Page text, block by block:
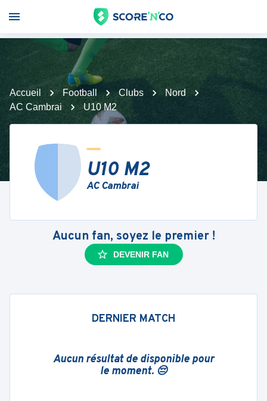
Accueil Football Clubs
Nord
AC Cambrai
U10 M2
U10 M2
AC Cambrai
Aucun fan, soyez le premier !
DEVENIR FAN
DERNIER MATCH
Aucun résultat de disponible pour
le moment. 😔